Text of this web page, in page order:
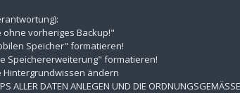
vorheriges Backup!"
Speicher" formatieren!
Speichererweiterung" formatieren!
Hintergrundwissen ändern
ALLER DATEN ANLEGEN UND DIE